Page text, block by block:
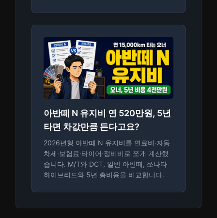
아반떼 N 유지비 연 520만원, 5년
타면 차값만큼 든다고요?
2026년형 아반떼 N 유지비를 연료비·자동
차세·보험료·타이어·정비비로 쪼개 계산했
습니다. M/T와 DCT, 일반 아반떼, 쏘나타
하이브리드와 5년 총비용을 비교합니다.